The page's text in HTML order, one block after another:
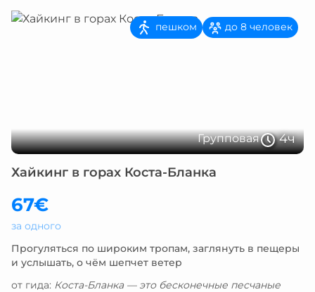
Групповая 4ч
пешком до 8 человек
Хайкинг в горах Коста-Бланка
67€
за одного
Прогуляться по широким тропам, заглянуть в пещеры
и услышать, о чём шепчет ветер
от гида: Коста-Бланка — это бесконечные песчаные